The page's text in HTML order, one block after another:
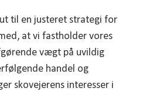
til en justeret strategi for
at vi fastholder vores
vægt på uvildig
handel og
skovejerens interesser i